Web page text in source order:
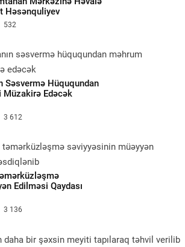
Həsənquliyev
532
Səsvermə Hüququndan
Müzakirə Edəcək
3 612
Edilməsi Qaydası
3 136